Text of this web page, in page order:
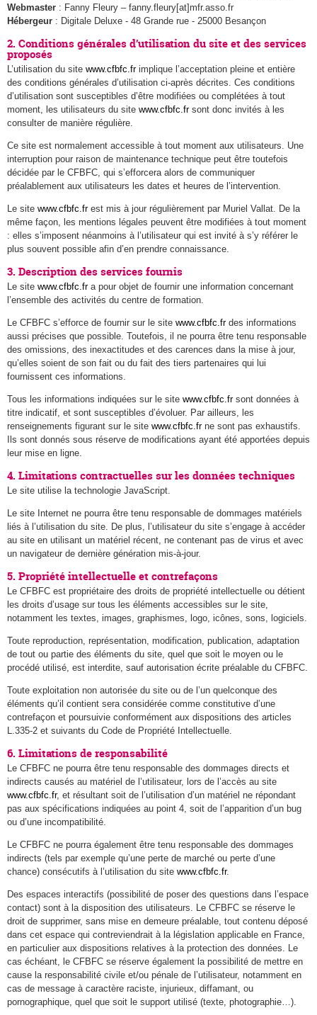
Webmaster : Fanny Fleury – fanny.fleury[at]mfr.asso.fr
Hébergeur : Digitale Deluxe - 48 Grande rue - 25000 Besançon
2. Conditions générales d’utilisation du site et des services
proposés
L’utilisation du site www.cfbfc.frimplique l’acceptation pleine et entière
des conditions générales d’utilisation ci-après décrites. Ces conditions
d’utilisation sont susceptibles d’être modifiées ou complétées à tout
moment, les utilisateurs du site www.cfbfc.frsont donc invités à les
consulter de manière régulière.
Ce site est normalement accessible à tout moment aux utilisateurs. Une
interruption pour raison de maintenance technique peut être toutefois
décidée par le CFBFC, qui s’efforcera alors de communiquer
préalablement aux utilisateurs les dates et heures de l’intervention.
Le site www.cfbfc.frest mis à jour régulièrement par Muriel Vallat. De la
même façon, les mentions légales peuvent être modifiées à tout moment
: elles s’imposent néanmoins à l’utilisateur qui est invité à s’y référer le
plus souvent possible afin d’en prendre connaissance.
3. Description des services fournis
Le site www.cfbfc.fra pour objet de fournir une information concernant
l’ensemble des activités du centre de formation.
Le CFBFC s’efforce de fournir sur le site www.cfbfc.frdes informations
aussi précises que possible. Toutefois, il ne pourra être tenu responsable
des omissions, des inexactitudes et des carences dans la mise à jour,
qu’elles soient de son fait ou du fait des tiers partenaires qui lui
fournissent ces informations.
Tous les informations indiquées sur le site www.cfbfc.frsont données à
titre indicatif, et sont susceptibles d’évoluer. Par ailleurs, les
renseignements figurant sur le site www.cfbfc.frne sont pas exhaustifs.
Ils sont donnés sous réserve de modifications ayant été apportées depuis
leur mise en ligne.
4. Limitations contractuelles sur les données techniques
Le site utilise la technologie JavaScript.
Le site Internet ne pourra être tenu responsable de dommages matériels
liés à l’utilisation du site. De plus, l’utilisateur du site s’engage à accéder
au site en utilisant un matériel récent, ne contenant pas de virus et avec
un navigateur de dernière génération mis-à-jour.
5. Propriété intellectuelle et contrefaçons
Le CFBFC est propriétaire des droits de propriété intellectuelle ou détient
les droits d’usage sur tous les éléments accessibles sur le site,
notamment les textes, images, graphismes, logo, icônes, sons, logiciels.
Toute reproduction, représentation, modification, publication, adaptation
de tout ou partie des éléments du site, quel que soit le moyen ou le
procédé utilisé, est interdite, sauf autorisation écrite préalable du CFBFC.
Toute exploitation non autorisée du site ou de l’un quelconque des
éléments qu’il contient sera considérée comme constitutive d’une
contrefaçon et poursuivie conformément aux dispositions des articles
L.335-2 et suivants du Code de Propriété Intellectuelle.
6. Limitations de responsabilité
Le CFBFC ne pourra être tenu responsable des dommages directs et
indirects causés au matériel de l’utilisateur, lors de l’accès au site
www.cfbfc.fr, et résultant soit de l’utilisation d’un matériel ne répondant
pas aux spécifications indiquées au point 4, soit de l’apparition d’un bug
ou d’une incompatibilité.
Le CFBFC ne pourra également être tenu responsable des dommages
indirects (tels par exemple qu’une perte de marché ou perte d’une
chance) consécutifs à l’utilisation du site www.cfbfc.fr.
Des espaces interactifs (possibilité de poser des questions dans l’espace
contact) sont à la disposition des utilisateurs. Le CFBFC se réserve le
droit de supprimer, sans mise en demeure préalable, tout contenu déposé
dans cet espace qui contreviendrait à la législation applicable en France,
en particulier aux dispositions relatives à la protection des données. Le
cas échéant, le CFBFC se réserve également la possibilité de mettre en
cause la responsabilité civile et/ou pénale de l’utilisateur, notamment en
cas de message à caractère raciste, injurieux, diffamant, ou
pornographique, quel que soit le support utilisé (texte, photographie…).